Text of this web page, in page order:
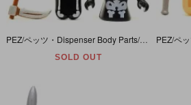
PEZ/ペッツ・Dispenser Body Parts/ディスペンサーボディパーツ 「Skeleton/スケルトン/ガイコツ/骸骨・死神」
SOLD OUT